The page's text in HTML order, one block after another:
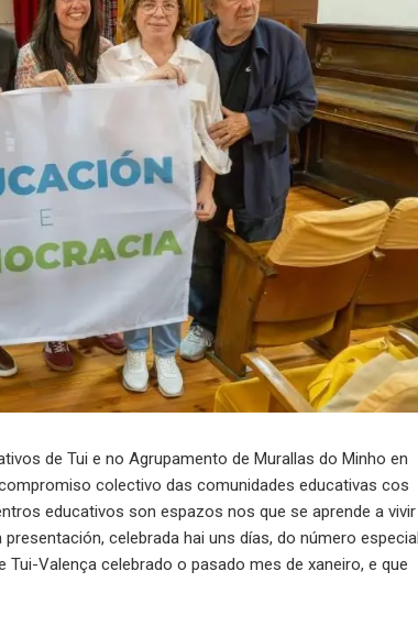
de Tui e no Agrupamento de Murallas do Minho en
colectivo das comunidades educativas cos
educativos son espazos nos que se aprende a vivir
celebrada hai uns días, do número especial
Valença celebrado o pasado mes de xaneiro, e que